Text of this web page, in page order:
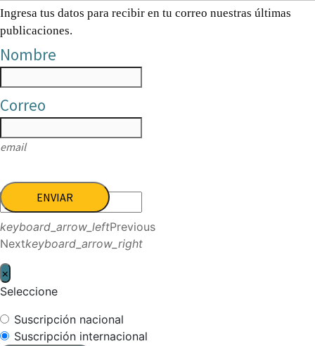
Ingresa tus datos para recibir en tu correo nuestras últimas
publicaciones.
Nombre
Correo
email
ENVIAR
keyboard_arrow_leftPrevious
Nextkeyboard_arrow_right
×
Seleccione
Suscripción nacional
Suscripción internacional